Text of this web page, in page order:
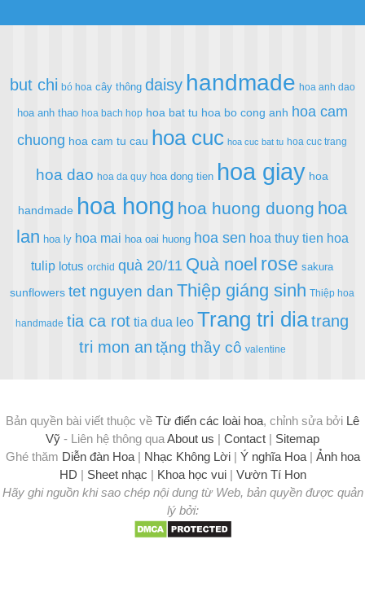
but chi bó hoa cây thông daisy handmade hoa anh dao
hoa anh thao hoa bach hop hoa bat tu hoa bo cong anh hoa cam
chuong hoa cam tu cau hoa cuc hoa cuc bat tu hoa cuc trang
hoa dao hoa da quy hoa dong tien hoa giay hoa
handmade hoa hong hoa huong duong hoa
lan hoa ly hoa mai hoa oai huong hoa sen hoa thuy tien hoa
tulip lotus orchid quà 20/11 Quà noel rose sakura
sunflowers tet nguyen dan Thiệp giáng sinh Thiệp hoa
handmade tia ca rot tia dua leo Trang tri diatrang
tri mon an tặng thầy cô valentine
Bản quyền bài viết thuộc về Từ điển các loài hoa, chỉnh sửa bởi Lê
Vỹ - Liên hệ thông quaAbout us | Contact | Sitemap
Ghé thăm Diễn đàn Hoa| Nhạc Không Lời| Ý nghĩa Hoa| Ảnh hoa
HD | Sheet nhạc | Khoa học vui| Vườn Tí Hon
Hãy ghi nguồn khi sao chép nội dung từ Web, bản quyền được quản
lý bởi: